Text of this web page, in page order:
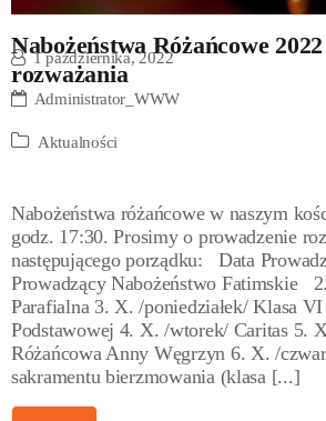
Nabożeństwa Różańcowe
rozważania
1 października, 2022
Administrator_WWW
Aktualności
Nabożeństwa różańcowe w naszym
godz. 17:30. Prosimy o prowadzenie
następującego porządku: Data
Prowadzący Nabożeństwo Fatimskie
Parafialna 3. X. /poniedziałek/ Klasa
Podstawowej 4. X. /wtorek/ Caritas 5.
Różańcowa Anny Węgrzyn 6. X. /
sakramentu bierzmowania (klasa [...]